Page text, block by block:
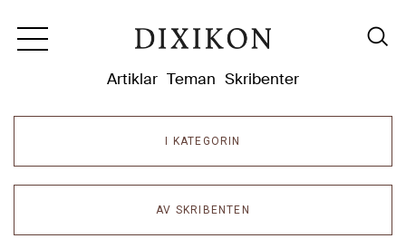
Artiklar Teman Skribenter
I KATEGORIN
AV SKRIBENTEN